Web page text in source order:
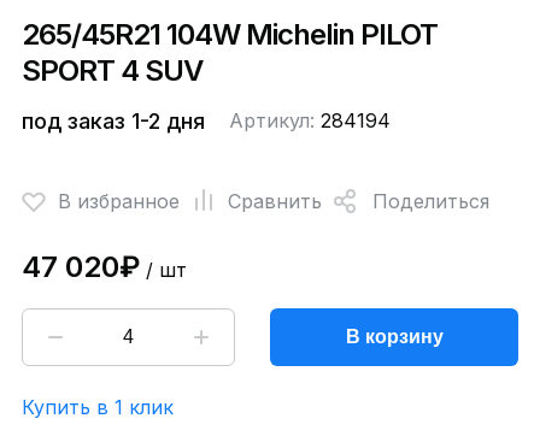
265/45R21 104W Michelin PILOT
SPORT 4 SUV
под заказ 1-2 дня Артикул: 284194
В избранное Сравнить Поделиться
47 020₽/ шт
В корзину
Купить в 1 клик